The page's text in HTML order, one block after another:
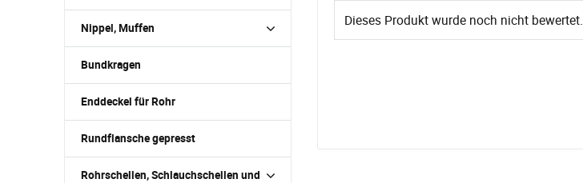
Dieses Produkt wurde noch nicht bewertet.
Nippel, Muffen
Bundkragen
Enddeckel für Rohr
Rundflansche gepresst
Rohrschellen, Schlauchschellen und